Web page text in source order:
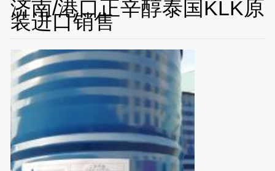
济南/港口正辛醇泰国KLK原
装进口销售